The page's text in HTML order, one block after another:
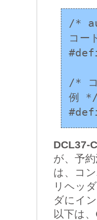
/*
コ
/* コ
例
DCL37-
が、予
は、コ
リヘッ
ダにイ
以下は